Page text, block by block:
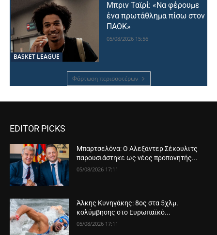
BASKET LEAGUE
Μπριν Ταϊρί: «Να φέρουμε
ένα πρωτάθλημα πίσω στον
ΠΑΟΚ»
05/08/2026 15:56
Φόρτωση περισσοτέρων
EDITOR PICKS
Μπαρτσελόνα: Ο Αλεξάντερ Σέκουλιτς
παρουσιάστηκε ως νέος προπονητής...
05/08/2026 17:11
Άλκης Κυνηγάκης: 8ος στα 5χλμ.
κολύμβησης στο Ευρωπαϊκό...
05/08/2026 17:11